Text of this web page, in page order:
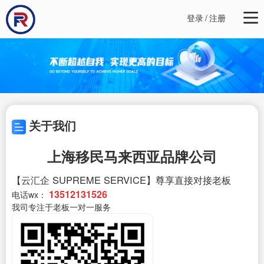
登录/注册
关于我们
上海移民马来西亚品牌公司
【云汇企 SUPREME SERVICE】尊享直接对接老板
电话wx： 13512131526
我司专注于老板一对一服务